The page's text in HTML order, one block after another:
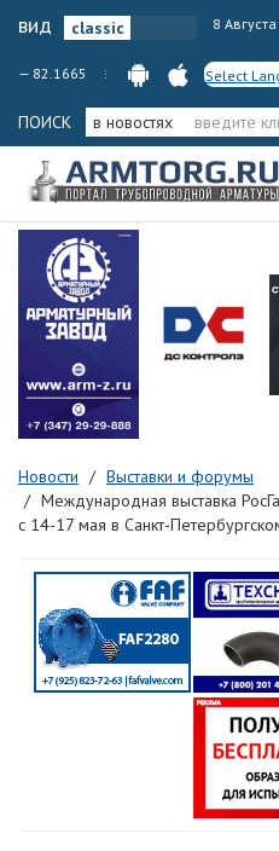
вид 8
— 82.1665 Select
ПОИСК в новостях
Новости
Выставки и форумы
Международная выставка
с 14-17 мая в Санкт-